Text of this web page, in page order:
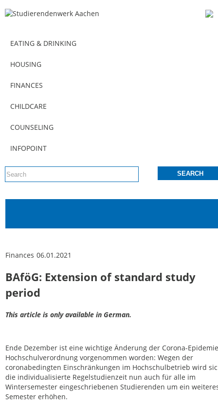
EATING & DRINKING
HOUSING
FINANCES
CHILDCARE
COUNSELING
INFOPOINT
Finances 06.01.2021
BAföG: Extension of standard study
period
This article is only available in German.
Ende Dezember ist eine wichtige Änderung der Corona-
Hochschulverordnung vorgenommen worden: Wegen der
coronabedingten Einschränkungen im Hochschulbetrieb wird
die individualisierte Regelstudienzeit nun auch für alle im
Wintersemester eingeschriebenen Studierenden um ein
Semester erhöhen.